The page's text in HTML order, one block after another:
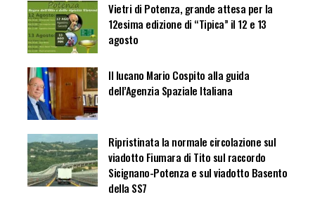
Vietri di Potenza, grande attesa per la
12esima edizione di “Tipica” il 12 e 13
agosto
Il lucano Mario Cospito alla guida
dell’Agenzia Spaziale Italiana
Ripristinata la normale circolazione sul
viadotto Fiumara di Tito sul raccordo
Sicignano-Potenza e sul viadotto Basento
della SS7